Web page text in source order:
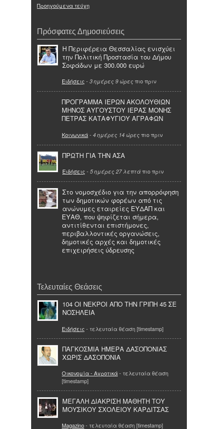
Προηγούμενα τεύχη
Πρόσφατες Δημοσιεύσεις
Η Περιφέρεια Θεσσαλίας ενισχύει
την Πολιτική Προστασία του Δήμου
Σοφάδων με 300.000 ευρώ
Ειδήσεις - 3 ημέρες 9 ώρες πιο πριν
ΠΡΟΓΡΑΜΜΑ ΙΕΡΩΝ ΑΚΟΛΟΥΘΙΩΝ
ΜΗΝΟΣ ΑΥΓΟΥΣΤΟΥ ΙΕΡΑΣ ΜΟΝΗΣ
ΠΕΤΡΑΣ ΚΑΤΑΦΥΓΙΟΥ ΑΓΡΑΦΩΝ
Κοινωνικά- 4 ημέρες 14 ώρες πιο πριν
ΠΡΩΤΗ ΓΙΑ ΤΗΝ ΑΣΑ
Ειδήσεις - 5 ημέρες 27 λεπτά πιο πριν
Στο νομοσχέδιο για την απορρόφηση
των δημοτικών φορέων από τις
ανώνυμες εταιρείες ΕΥΔΑΠ και
ΕΥΑΘ, που ψηφίζεται σήμερα,
αντιτίθενται επιστήμονες,
περιβαλλοντικές οργανώσεις,
δημοτικές αρχές και δημοτικές
επιχειρήσεις ύδρευσης
Τελευταίες Θεάσεις
104 ΟΙ ΝΕΚΡΟΙ ΑΠΟ ΤΗΝ ΓΡΙΠΗ 45 ΣΕ
ΝΟΣΗΛΕΙΑ
Ειδήσεις - τελευταία θέαση [timestamp]
ΠΑΓΚΟΣΜΙΑ ΗΜΕΡΑ ΔΑΣΟΠΟΝΙΑΣ
ΧΩΡΙΣ ΔΑΣΟΠΟΝΙΑ
Οικονομία - Αγροτικά- τελευταία θέαση
[timestamp]
ΜΕΓΑΛΗ ΔΙΑΚΡΙΣΗ ΜΑΘΗΤΗ ΤΟΥ
ΜΟΥΣΙΚΟΥ ΣΧΟΛΕΙΟΥ ΚΑΡΔΙΤΣΑΣ
Magazino- τελευταία θέαση [timestamp]